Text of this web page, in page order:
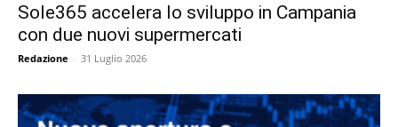
Sole365 accelera lo sviluppo in Campania
con due nuovi supermercati
Redazione - 31 Luglio 2026